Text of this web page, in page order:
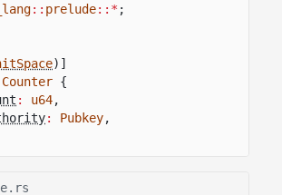
:: prelude::* ;
)]
Counter {
: u64,
: Pubkey,